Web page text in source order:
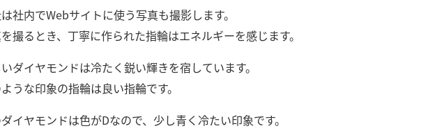
社内でWebサイトに使う写真も撮影します。
撮るとき、丁寧に作られた指輪はエネルギーを感じます。
ダイヤモンドは冷たく鋭い輝きを宿しています。
うな印象の指輪は良い指輪です。
イヤモンドは色がDなので、少し青く冷たい印象です。